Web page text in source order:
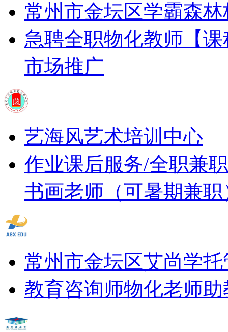
常州市金坛区学霸森
急聘全职物化教师 【
市场推广
艺海风艺术培训中心
作业课后服务/全职兼
书画老师（可暑期兼职
常州市金坛区艾尚学
教育咨询师物化老师助